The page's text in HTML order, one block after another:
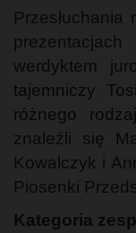
werdyktem
tajemniczy
różnego
znaleźli się
Kowalczyk i
Piosenki
Kategoria